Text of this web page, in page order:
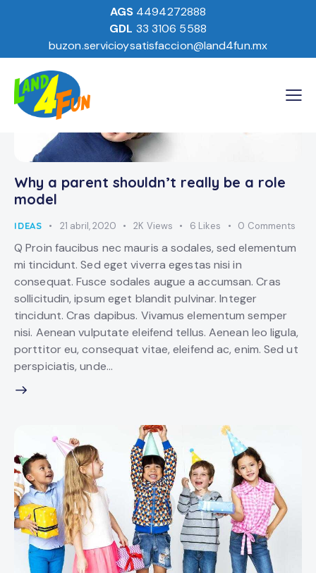
AGS 4494272888
GDL 33 3106 5588
buzon.servicioysatisfaccion@land4fun.mx
Why a parent shouldn’t really be a role
model
IDEAS 21 abril, 2020 2K Views 6 Likes 0 Comments
Q Proin faucibus nec mauris a sodales, sed elementum
mi tincidunt. Sed eget viverra egestas nisi in
consequat. Fusce sodales augue a accumsan. Cras
sollicitudin, ipsum eget blandit pulvinar. Integer
tincidunt. Cras dapibus. Vivamus elementum semper
nisi. Aenean vulputate eleifend tellus. Aenean leo ligula,
porttitor eu, consequat vitae, eleifend ac, enim. Sed ut
perspiciatis, unde…